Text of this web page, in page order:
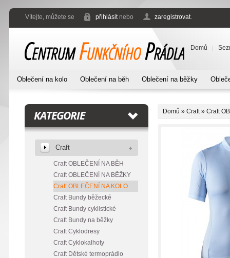
Vítejte, můžete se přihlásitnebo zaregistrovat.
Domů
Oblečení na kolo Oblečení na běh Oblečení na běžky
KATEGORIE
Craft
Craft OBLEČENÍ NA BĚH
Craft OBLEČENÍ NA BĚŽKY
Craft OBLEČENÍ NA KOLO
Craft Bundy běžecké
Craft Bundy cyklistické
Craft Bundy na běžky
Craft Cyklodresy
Craft Cyklokalhoty
Craft Dětské termoprádlo
Domů » Craft» Craft